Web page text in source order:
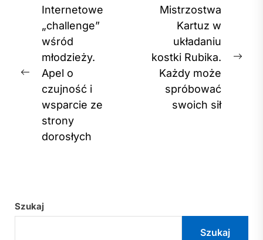
Nawigacja
wpisu
Previous
post:
Internetowe
„challenge”
wśród
młodzieży.
Apel o
czujność i
wsparcie ze
strony
dorosłych
Mistrzostwa
Kartuz w
układaniu
kostki Rubika.
Każdy może
spróbować
swoich sił
Szukaj
Szukaj